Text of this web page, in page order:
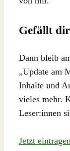
Gefällt
Dann bleib
„Update am
Inhalte und
vieles mehr.
Leser:innen
Jetzt